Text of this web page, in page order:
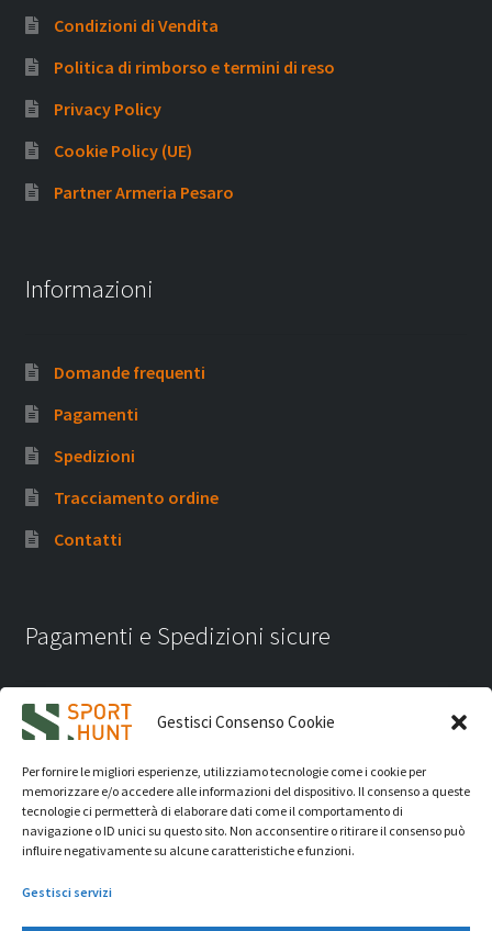
Gestisci Consenso Cookie
Per fornire le migliori esperienze, utilizziamo tecnologie come i cookie per
memorizzare e/o accedere alle informazioni del dispositivo. Il consenso a queste
tecnologie ci permetterà di elaborare dati come il comportamento di
navigazione o ID unici su questo sito. Non acconsentire o ritirare il consenso può
influire negativamente su alcune caratteristiche e funzioni.
Gestisci servizi
Condizioni di Vendita
Politica di rimborso e termini di reso
Privacy Policy
Cookie Policy (UE)
Partner Armeria Pesaro
Informazioni
Domande frequenti
Pagamenti
Spedizioni
Tracciamento ordine
Contatti
Pagamenti e Spedizioni sicure